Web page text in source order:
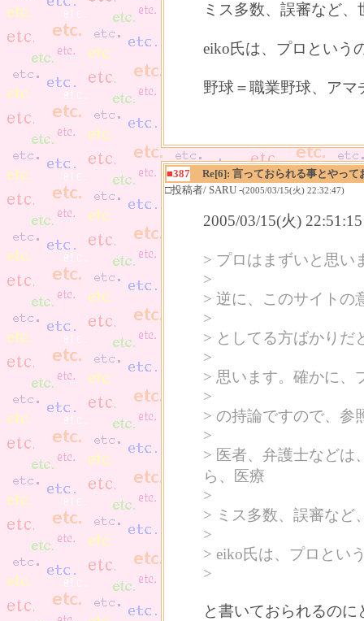
ミス多数、誤審など
eiko氏は、プロという
野球＝職業野球、アマ
■387
Re[6]: 言っておられる事とやっ
□投稿者/ SARU -(2005/03/15(火) 22:32:47)
2005/03/15(火)
> プロはまずいと思い
>
> 逆に、このサイトの
>
> としてる方ばかりだ
>
> 思います。確かに、
>
> の持論ですので、参
>
> 医者、弁護士などは
ら、医療
>
> ミス多数、誤審など
>
> eiko氏は、プロとい
>
と書いておられるの